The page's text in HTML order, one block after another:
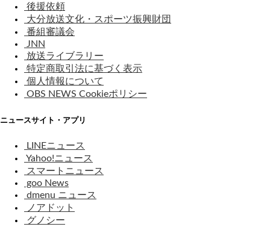
後援依頼
大分放送文化・スポーツ振興財団
番組審議会
JNN
放送ライブラリー
特定商取引法に基づく表示
個人情報について
OBS NEWS Cookieポリシー
ニュースサイト・アプリ
LINEニュース
Yahoo!ニュース
スマートニュース
goo News
dmenu ニュース
ノアドット
グノシー